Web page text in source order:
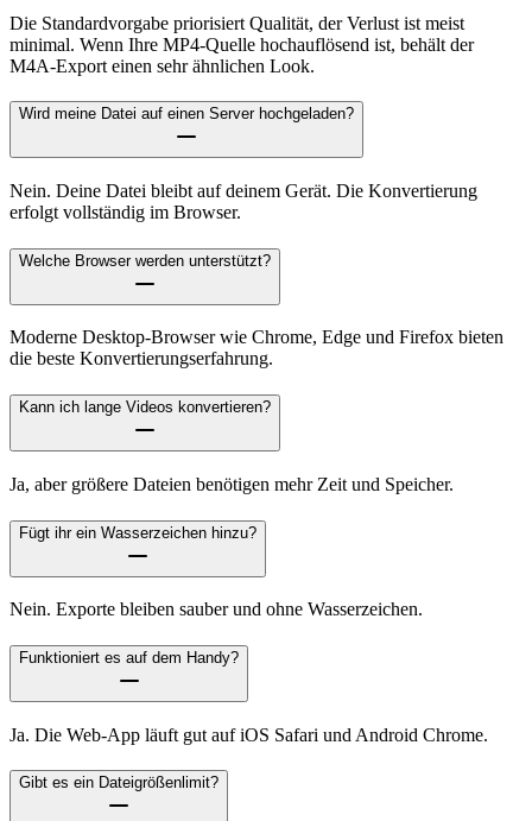
Die Standardvorgabe priorisiert Qualität, der Verlust ist meist
minimal. Wenn Ihre MP4-Quelle hochauflösend ist, behält der
M4A-Export einen sehr ähnlichen Look.
Wird meine Datei auf einen Server hochgeladen?
Nein. Deine Datei bleibt auf deinem Gerät. Die Konvertierung
erfolgt vollständig im Browser.
Welche Browser werden unterstützt?
Moderne Desktop-Browser wie Chrome, Edge und Firefox bieten
die beste Konvertierungserfahrung.
Kann ich lange Videos konvertieren?
Ja, aber größere Dateien benötigen mehr Zeit und Speicher.
Fügt ihr ein Wasserzeichen hinzu?
Nein. Exporte bleiben sauber und ohne Wasserzeichen.
Funktioniert es auf dem Handy?
Ja. Die Web-App läuft gut auf iOS Safari und Android Chrome.
Gibt es ein Dateigrößenlimit?